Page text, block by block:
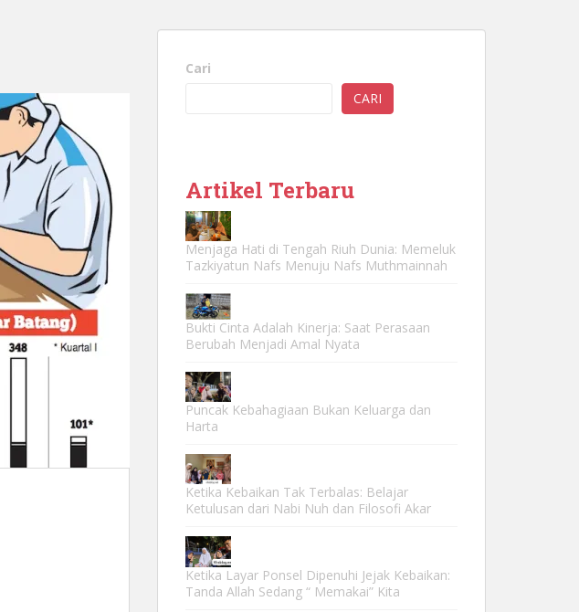
Cari
CARI
Artikel Terbaru
Menjaga Hati di Tengah Riuh Dunia: Memeluk
Tazkiyatun Nafs Menuju Nafs Muthmainnah
Bukti Cinta Adalah Kinerja: Saat Perasaan
Berubah Menjadi Amal Nyata
Puncak Kebahagiaan Bukan Keluarga dan
Harta
Ketika Kebaikan Tak Terbalas: Belajar
Ketulusan dari Nabi Nuh dan Filosofi Akar
Ketika Layar Ponsel Dipenuhi Jejak Kebaikan:
Tanda Allah Sedang “ Memakai” Kita